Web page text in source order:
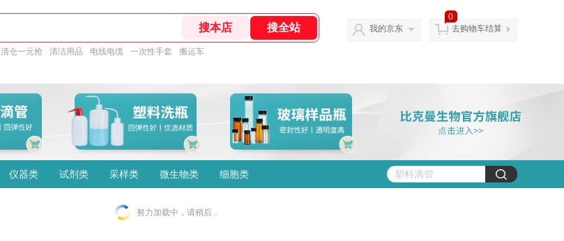
清仓一元抢 清洁用品 电线电缆 一次性手套 搬运车
我的京东
0
去购物车结算
仪器类 试剂类 采样类 微生物类 细胞类
努力加载中，请稍后...